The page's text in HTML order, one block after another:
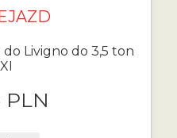
Livigno do 3,5 ton
PLN